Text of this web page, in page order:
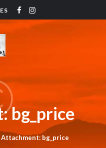
bg_price
Attachment: bg_price